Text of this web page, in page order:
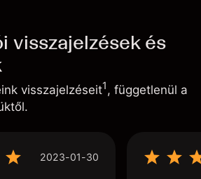
visszajelzések és
visszajelzéseit1, függetlenül a
2023-01-30